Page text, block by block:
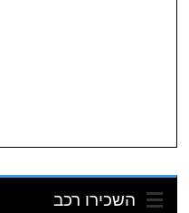
השכירו רכב